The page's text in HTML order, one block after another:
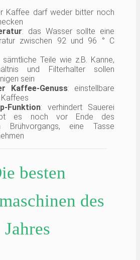
Kaffee darf weder bitter noch
: das Wasser sollte eine
zwischen 92 und 96 ° C
sämtliche Teile wie z.B. Kanne,
und Filterhalter sollen
sein
Kaffee-Genuss: einstellbare
Funktion: verhindert Sauerei
es noch vor Ende des
Brühvorgangs, eine Tasse
besten
des
Jahres